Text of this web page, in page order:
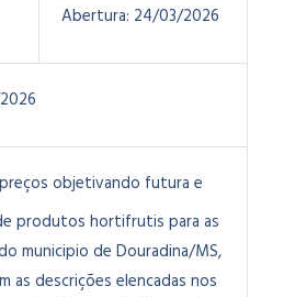
Abertura: 24/03/2026
objetivando futura e
produtos hortifrutis para as
municipio de Douradina/MS,
as descrições elencadas nos